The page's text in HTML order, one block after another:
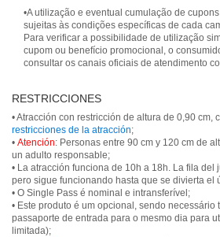
•A utilização e eventual cumulação de
sujeitas às condições específicas de cada
Para verificar a possibilidade de utilização
cupom ou benefício promocional, o
consultar os canais oficiais de atendimento
RESTRICCIONES
• Atracción con restricción de altura de 0,90 cm,
restricciones de la atracción;
• Atención: Personas entre 90 cm y 120 cm de
un adulto responsable;
• La atracción funciona de 10h a 18h. La fila del
pero sigue funcionando hasta que se divierta el
• O Single Pass é nominal e intransferível;
• Este produto é um opcional, sendo necessário
passaporte de entrada para o mesmo dia para
limitada);